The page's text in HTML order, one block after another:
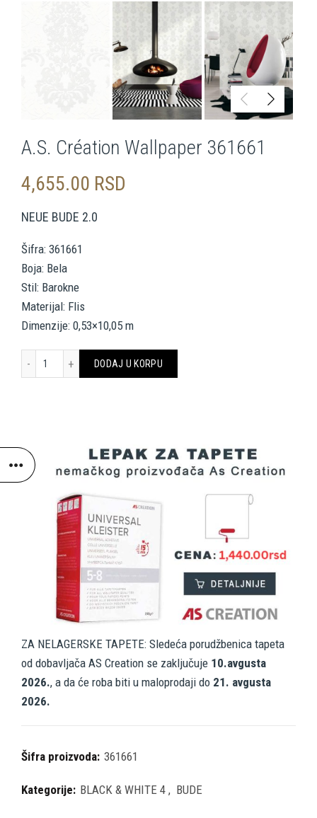
A.S. Création Wallpaper 361661
4,655.00 RSD
NEUE BUDE 2.0
Šifra: 361661
Boja: Bela
Stil: Barokne
Materijal: Flis
Dimenzije: 0,53×10,05 m
A.S. Création Wallpaper 361661 količina
DODAJ U KORPU
ZA NELAGERSKE TAPETE: Sledeća porudžbenica tapeta
od dobavljača AS Creation se zaključuje 10.avgusta
2026., a da će roba biti u maloprodaji do 21. avgusta
2026.
Šifra proizvoda: 361661
Kategorije: BLACK & WHITE 4 , BUDE